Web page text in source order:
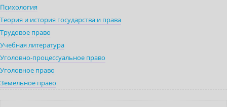
Психология
Теория и история государства и права
Трудовое право
Учебная литература
Уголовно-процессуальное право
Уголовное право
Земельное право